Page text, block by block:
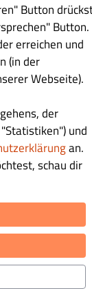
Tagliatelle
BEI ABHOLUNG
Button
Button.
erreichen und
(in der
Webseite).
der
und
an.
schau dir